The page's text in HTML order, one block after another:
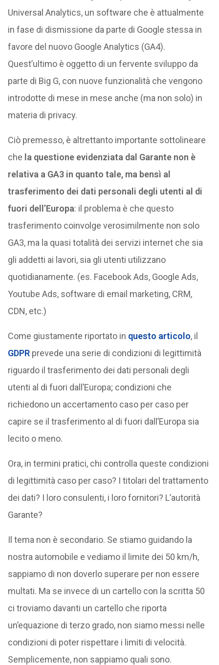
Universal Analytics, un software che è attualmente
in fase di dismissione da parte di Google stessa in
favore del nuovo Google Analytics (GA4).
Quest’ultimo è oggetto di un fervente sviluppo da
parte di Big G, con nuove funzionalità che vengono
introdotte di mese in mese anche (ma non solo) in
materia di privacy.
Ciò premesso, è altrettanto importante sottolineare
che la questione evidenziata dal Garante non è
relativa a GA3 in quanto tale, ma bensì al
trasferimento dei dati personali degli utenti al di
fuori dell’Europa: il problema è che questo
trasferimento coinvolge verosimilmente non solo
GA3, ma la quasi totalità dei servizi internet che sia
gli addetti ai lavori, sia gli utenti utilizzano
quotidianamente. (es. Facebook Ads, Google Ads,
Youtube Ads, software di email marketing, CRM,
CDN, etc.)
Come giustamente riportato in questo articolo, il
GDPR prevede una serie di condizioni di legittimità
riguardo il trasferimento dei dati personali degli
utenti al di fuori dall’Europa; condizioni che
richiedono un accertamento caso per caso per
capire se il trasferimento al di fuori dall’Europa sia
lecito o meno.
Ora, in termini pratici, chi controlla queste condizioni
di legittimità caso per caso? I titolari del trattamento
dei dati? I loro consulenti, i loro fornitori? L’autorità
Garante?
Il tema non è secondario. Se stiamo guidando la
nostra automobile e vediamo il limite dei 50 km/h,
sappiamo di non doverlo superare per non essere
multati. Ma se invece di un cartello con la scritta 50
ci troviamo davanti un cartello che riporta
un’equazione di terzo grado, non siamo messi nelle
condizioni di poter rispettare i limiti di velocità.
Semplicemente, non sappiamo quali sono.